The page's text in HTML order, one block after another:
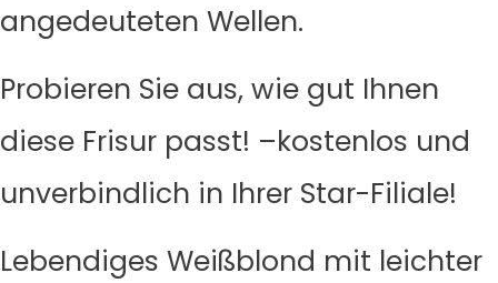
angedeuteten Wellen.
Probieren Sie aus, wie gut Ihnen
diese Frisur passt! –kostenlos und
unverbindlich in Ihrer Star-Filiale!
Lebendiges Weißblond mit leichter